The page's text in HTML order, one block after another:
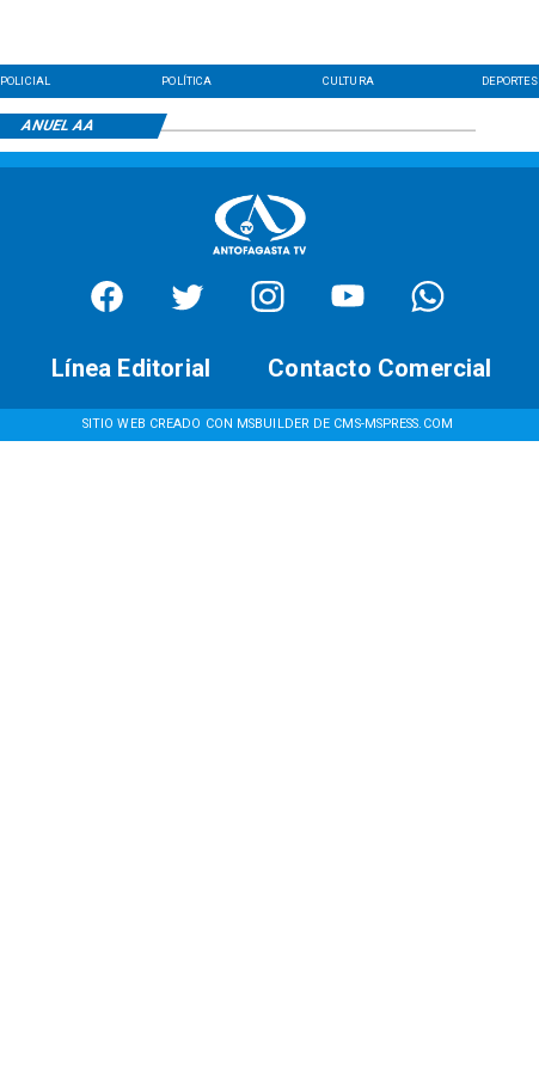
POLICIAL POLÍTICA CULTURA DEPORTES
ANUEL AA
SITIO WEB CREADO CON MSBUILDER DE CMS-MSPRESS.COM
Contacto Comercial
Línea Editorial